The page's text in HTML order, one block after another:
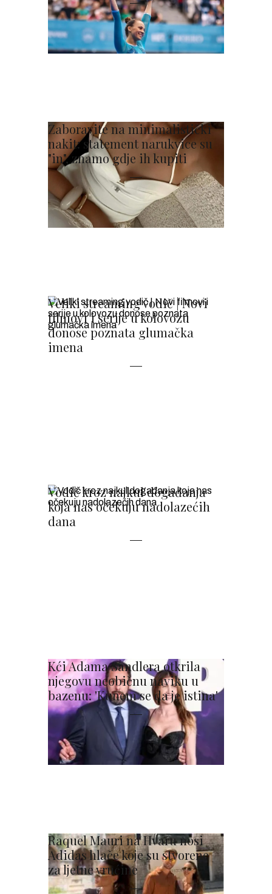
Zaboravite na minimalistički
nakit: statement narukvice su
"in", znamo gdje ih kupiti
Veliki streaming vodič | Novi
filmovi i serije u kolovozu
donose poznata glumačka
imena
Vodič kroz najkul događanja
koja nas očekuju nadolazećih
dana
Kći Adama Sandlera otkrila
njegovu neobičnu naviku u
bazenu: 'Kunem se da je istina'
Raquel Mauri na Hvaru nosi
Adidas hlače koje su stvorene
za ljetne vrućine